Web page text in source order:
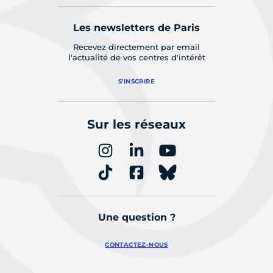
Les newsletters de Paris
Recevez directement par email
l'actualité de vos centres d'intérêt
S'INSCRIRE
Sur les réseaux
Une question ?
CONTACTEZ-NOUS